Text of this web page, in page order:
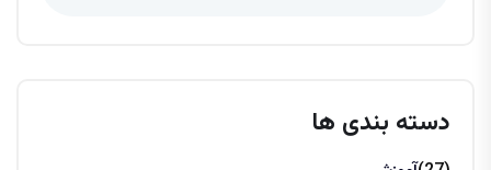
دسته بندی ها